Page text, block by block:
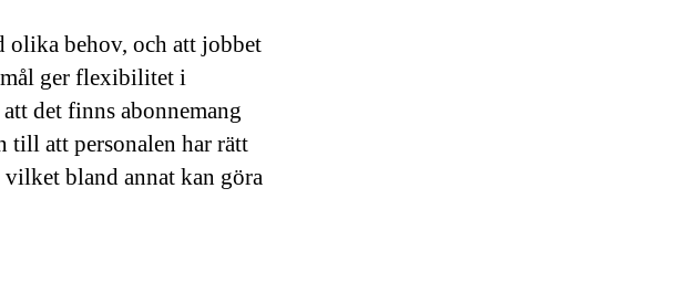
behov, och att jobbet
ger flexibilitet i
det finns abonnemang
till att personalen har rätt
vilket bland annat kan göra